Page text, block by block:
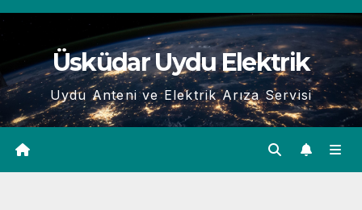
Skip
to
content Üsküdar Uydu Elektrik
Uydu Anteni ve Elektrik Arıza Servisi